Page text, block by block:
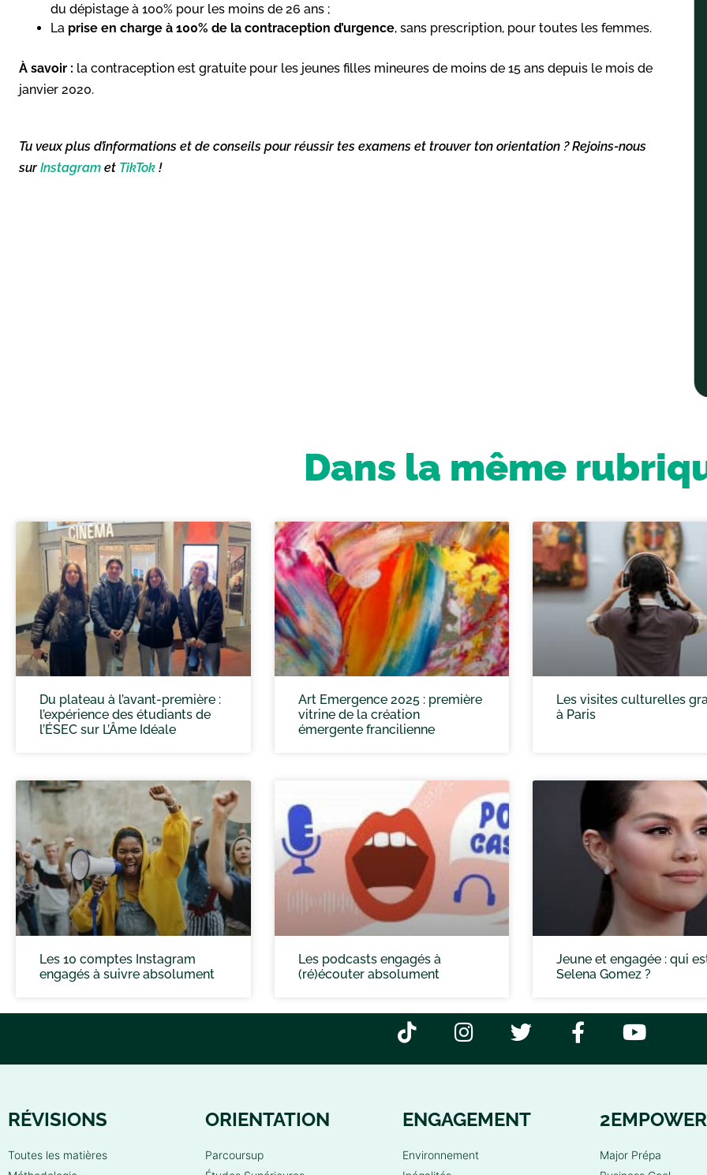
du dépistage à 100% pour les moins de 26 ans ;
La prise en charge à 100% de la contraception d’urgence, sans prescription, pour toutes les femmes.
À savoir : la contraception est gratuite pour les jeunes filles mineures de moins de 15 ans depuis le mois de
janvier 2020.
Tu veux plus d’informations et de conseils pour réussir tes examens et trouver ton orientation ? Rejoins-nous
surInstagram et TikTok !
Dans la même
Du plateau à l’avant-première :
l’expérience des étudiants de
l’ÉSEC sur L’Âme Idéale
Art Emergence 2025 : première
vitrine de la création
émergente francilienne
Les visites culturelles
à Paris
Les 10 comptes Instagram
engagés à suivre absolument
Les podcasts engagés à
(ré)écouter absolument
Jeune et engagée : qui
Selena Gomez ?
RÉVISIONS
Toutes les matières
ORIENTATION
Parcoursup
ENGAGEMENT
Environnement
2EMPOWER
Major Prépa